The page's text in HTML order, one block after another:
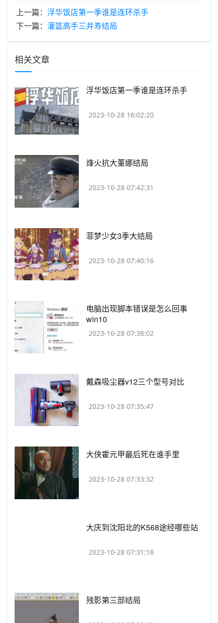
上一篇： ​浮华饭店第一季谁是连环杀手
下一篇： ​灌篮高手三井寿结局
相关文章
​浮华饭店第一季谁是连环杀手
2023-10-28 16:02:20
​烽火抗大董娜结局
2023-10-28 07:42:31
​菲梦少女3季大结局
2023-10-28 07:40:16
​电脑出现脚本错误是怎么回事
win10
2023-10-28 07:38:02
​戴森吸尘器v12三个型号对比
2023-10-28 07:35:47
​大侠霍元甲最后死在谁手里
2023-10-28 07:33:32
​大庆到沈阳北的K568途经哪些站
2023-10-28 07:31:18
​残影第三部结局